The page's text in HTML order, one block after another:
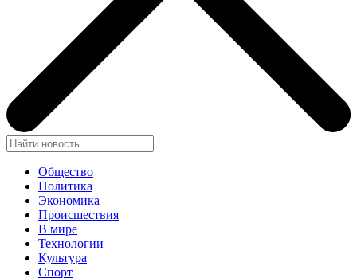
Общество
Политика
Экономика
Происшествия
В мире
Технологии
Культура
Спорт